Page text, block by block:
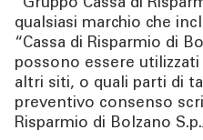
“Gruppo Cassa di
qualsiasi marchio che
“Cassa di Risparmio di
possono essere
altri siti, o quali parti di
preventivo consenso
Risparmio di Bolzano